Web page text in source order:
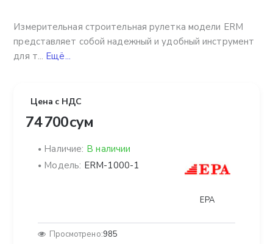
Измерительная строительная рулетка модели ERM
представляет собой надежный и удобный инструмент
для т... Ещё...
Цена с НДС
74 700 сум
Наличие: В наличии
Модель: ERM-1000-1
EPA
Просмотрено:985